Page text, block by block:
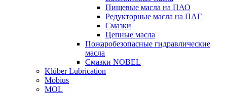
Пищевые масла на ПАО
Редукторные масла на ПАГ
Смазки
Цепные масла
Пожаробезопасные гидравлические
масла
Смазки NOBEL
Klüber Lubrication
Mobius
MOL